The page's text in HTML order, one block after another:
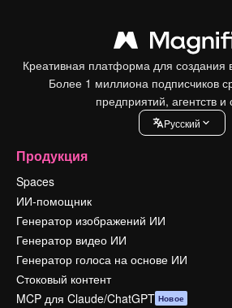
Креативная платформа для создания
Более 1 миллиона подписчиков
предприятий, агентств и
Pусский
Продукция
Spaces
ИИ-помощник
Генератор изображений ИИ
Генератор видео ИИ
Генератор голоса на основе ИИ
Стоковый контент
MCP для Claude/ChatGPT Новое